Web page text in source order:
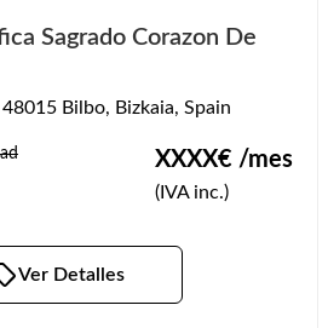
Sagrado Corazon De
Bilbo, Bizkaia, Spain
XXXX€ /mes
(IVA inc.)
Ver Detalles